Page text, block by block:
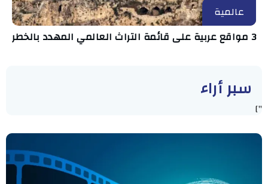
عالمية
3 مواقع عربية على قائمة التراث العالمي المهدد بالخطر
سبر أراء
"]